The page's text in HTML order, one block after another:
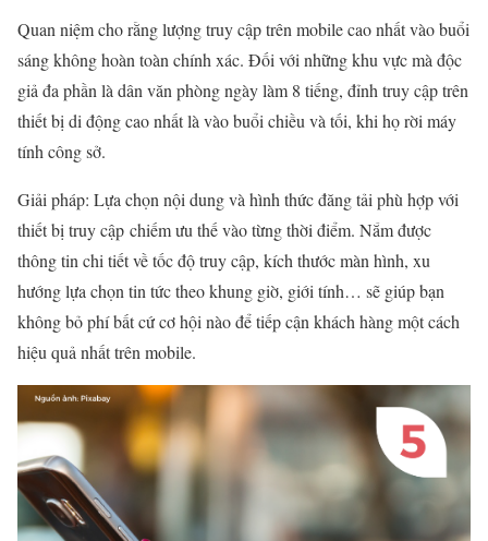
Quan niệm cho rằng lượng truy cập trên mobile cao nhất vào buổi
sáng không hoàn toàn chính xác. Đối với những khu vực mà độc
giả đa phần là dân văn phòng ngày làm 8 tiếng, đỉnh truy cập trên
thiết bị di động cao nhất là vào buổi chiều và tối, khi họ rời máy
tính công sở.
Giải pháp: Lựa chọn nội dung và hình thức đăng tải phù hợp với
thiết bị truy cập chiếm ưu thế vào từng thời điểm. Nắm được
thông tin chi tiết về tốc độ truy cập, kích thước màn hình, xu
hướng lựa chọn tin tức theo khung giờ, giới tính… sẽ giúp bạn
không bỏ phí bất cứ cơ hội nào để tiếp cận khách hàng một cách
hiệu quả nhất trên mobile.